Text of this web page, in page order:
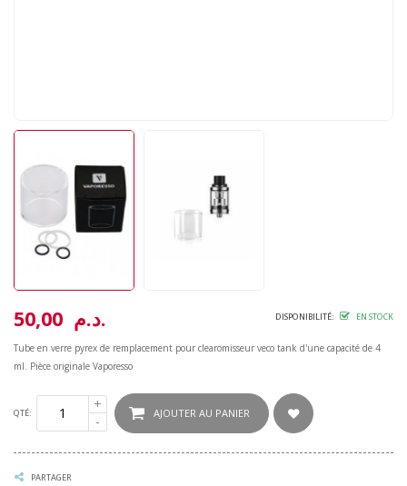
50,00 د.م. DISPONIBILITÉ: EN STOCK
Tube en verre pyrex de remplacement pour clearomisseur veco tank d'une capacité de 4
ml. Pièce originale Vaporesso
QTÉ: AJOUTER AU PANIER
PARTAGER